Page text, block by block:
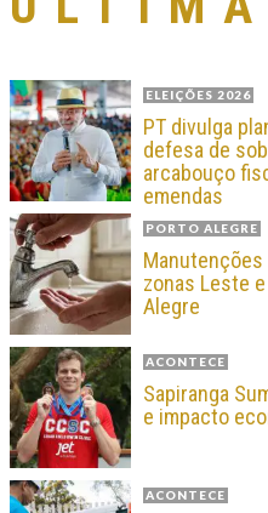
ELEIÇÕES 2026
PT divulga
defesa de
arcabouço
emendas
PORTO ALEGRE
zonas Leste
Alegre
ACONTECE
Sapiranga
e impacto
ACONTECE